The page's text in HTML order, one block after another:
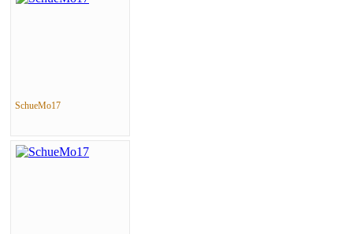
SchueMo17